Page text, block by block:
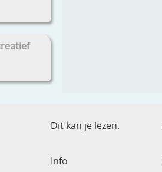
Dit kan je lezen.
Info